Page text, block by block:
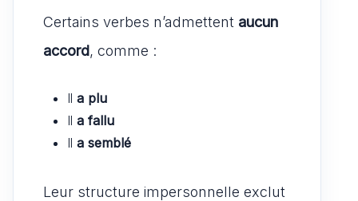
Certains verbes n’admettent aucun
accord, comme :
Il a plu
Il a fallu
Il a semblé
Leur structure impersonnelle exclut